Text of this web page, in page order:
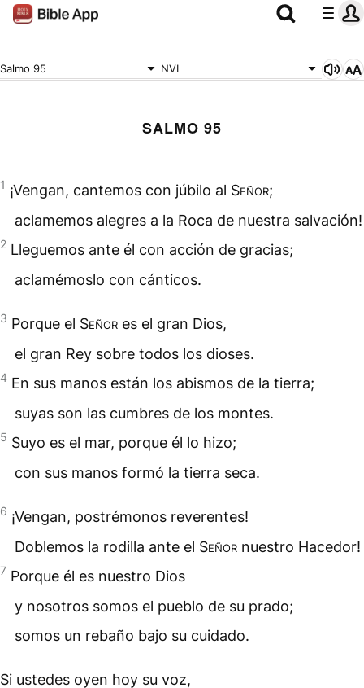
Salmo 95 NVI
SALMO 95
1 ¡Vengan, cantemos con júbilo al Señor;
aclamemos alegres a la Roca de nuestra salvación!
2 Lleguemos ante él con acción de gracias;
aclamémoslo con cánticos.
3 Porque el Señor es el gran Dios,
el gran Rey sobre todos los dioses.
4 En sus manos están los abismos de la tierra;
suyas son las cumbres de los montes.
5 Suyo es el mar, porque él lo hizo;
con sus manos formó la tierra seca.
6 ¡Vengan, postrémonos reverentes!
Doblemos la rodilla ante el Señor nuestro Hacedor!
7 Porque él es nuestro Dios
y nosotros somos el pueblo de su prado;
somos un rebaño bajo su cuidado.
Si ustedes oyen hoy su voz,